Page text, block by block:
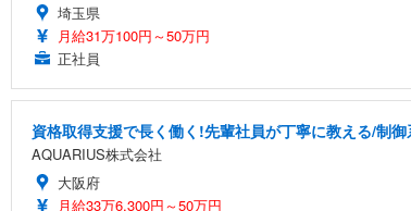
埼玉県
月給31万100円～50万円
正社員
資格取得支援で長く働く!先輩社員が丁寧に教える/制
AQUARIUS株式会社
大阪府
月給33万6,300円～50万円